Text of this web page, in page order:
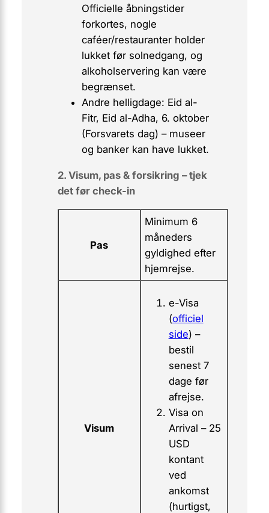
Officielle åbningstider
forkortes, nogle
caféer/restauranter holder
lukket før solnedgang, og
alkoholservering kan være
begrænset.
Andre helligdage: Eid al-
Fitr, Eid al-Adha, 6. oktober
(Forsvarets dag) – museer
og banker kan have lukket.
2. Visum, pas & forsikring – tjek
det før check-in
Pas
Minimum 6
måneders
gyldighed efter
hjemrejse.
Visum
e-Visa
(officiel
side) –
bestil
senest 7
dage før
afrejse.
Visa on
Arrival – 25
USD
kontant
ved
ankomst
(hurtigst,